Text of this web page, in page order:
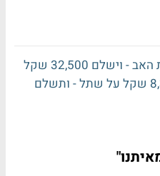
32,500 שקל
כללית סירבה להחזיר 8,300 שקל על שתל - ותשלם